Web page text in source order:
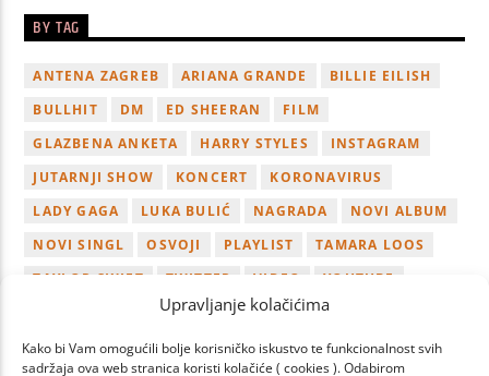
Upravljanje kolačićima
Kako bi Vam omogućili bolje korisničko iskustvo te funkcionalnost svih
sadržaja ova web stranica koristi kolačiće ( cookies ). Odabirom
BY TAG
ANTENA ZAGREB ARIANA GRANDE
BILLIE EILISH
BULLHIT
DM ED SHEERAN
FILM
GLAZBENA ANKETA
HARRY STYLES
INSTAGRAM
JUTARNJI SHOW
KONCERT
KORONAVIRUS
LADY GAGA
LUKA BULIĆ NAGRADA
NOVI ALBUM
NOVI SINGL
OSVOJI PLAYLIST
TAMARA LOOS
TAYLOR SWIFT
TWITTER VIDEO
YOUTUBE